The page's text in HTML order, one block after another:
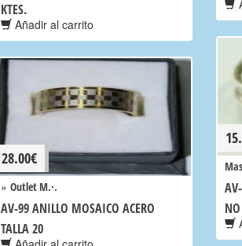
KTES.
Añadir al carrito
28.00€
» Outlet M.·.
AV-99 ANILLO MOSAICO ACERO
TALLA 20